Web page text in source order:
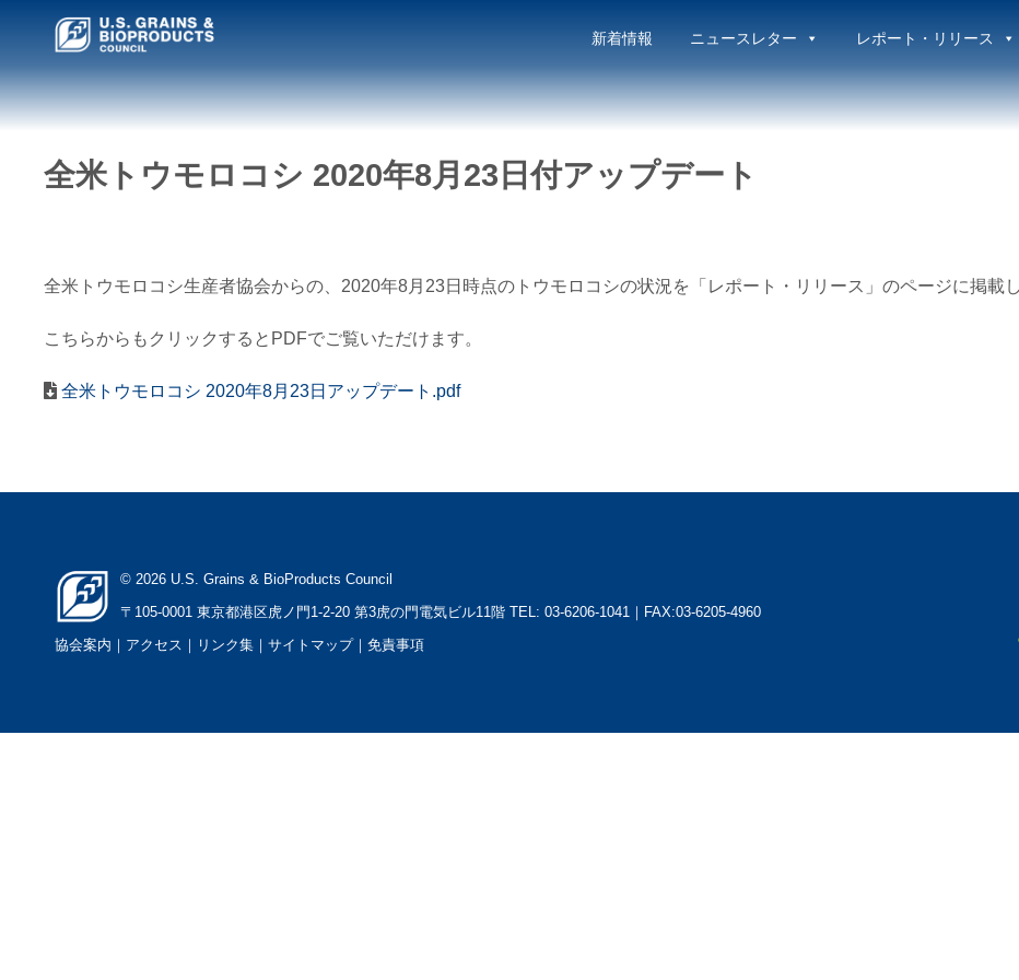
新着情報 ニュースレター レポート・リリース
全米トウモロコシ 2020年8月23日付アップデート
全米トウモロコシ生産者協会からの、2020年8月23日時点のトウモロコシの状況を「レポート・リリース」のページに掲載し
こちらからもクリックするとPDFでご覧いただけます。
全米トウモロコシ 2020年8月23日アップデート.pdf
© 2026 U.S. Grains & BioProducts Council
〒105-0001 東京都港区虎ノ門1-2-20 第3虎の門電気ビル11階 TEL: 03-6206-1041｜FAX:03-6205-4960
協会案内 ｜アクセス ｜ リンク集 ｜ サイトマップ｜ 免責事項